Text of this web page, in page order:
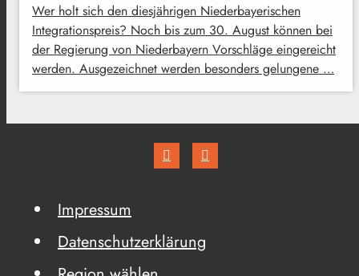
Wer holt sich den diesjährigen Niederbayerischen
Integrationspreis? Noch bis zum 30. August können bei
der Regierung von Niederbayern Vorschläge eingereicht
werden. Ausgezeichnet werden besonders gelungene …
Impressum
Datenschutzerklärung